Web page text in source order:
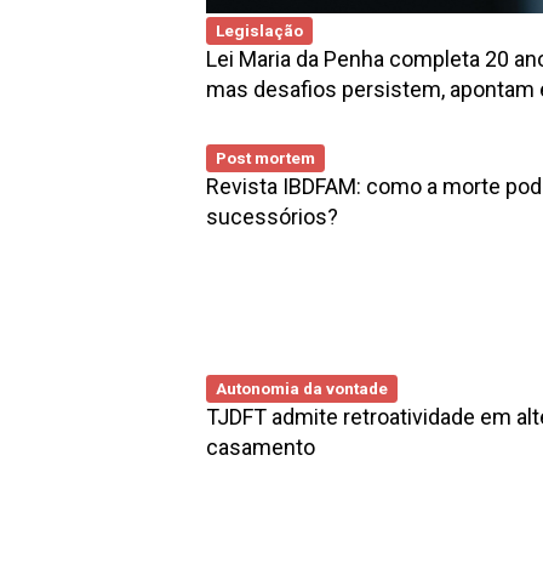
Legislação
Lei Maria da Penha completa 20
mas desafios persistem,
Post mortem
Revista IBDFAM: como a morte
sucessórios?
Autonomia da vontade
TJDFT admite retroatividade em
casamento